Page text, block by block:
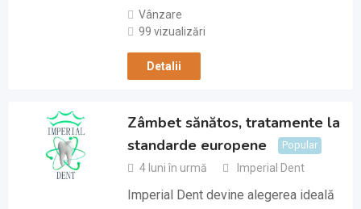
Vânzare
99 vizualizări
Detalii
Zâmbet sănătos, tratamente la
standarde europene
Popular
4 luni în urmă Imperial Dent
Imperial Dent devine alegerea ideală